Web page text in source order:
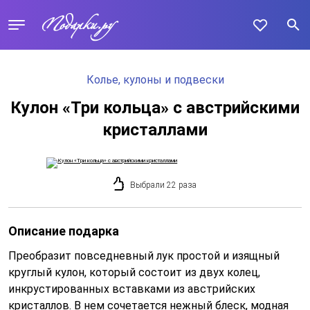
Колье, кулоны и подвески
Кулон «Три кольца» с австрийскими
кристаллами
Выбрали 22 раза
Описание подарка
Преобразит повседневный лук простой и изящный
круглый кулон, который состоит из двух колец,
инкрустированных вставками из австрийских
кристаллов. В нем сочетается нежный блеск, модная